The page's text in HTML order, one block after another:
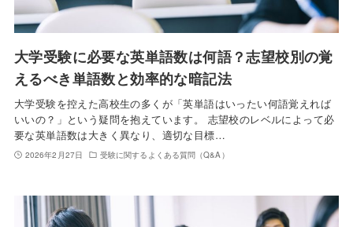
大学受験に必要な英単語数は何語？志望校別の覚
えるべき単語数と効率的な暗記法
大学受験を控えた高校生の多くが「英単語はいったい何語覚えれば
いいの？」という疑問を抱えています。 志望校のレベルによって必
要な英単語数は大きく異なり、適切な目標…
2026年2月27日 受験に関するよくある質問（Q&A）